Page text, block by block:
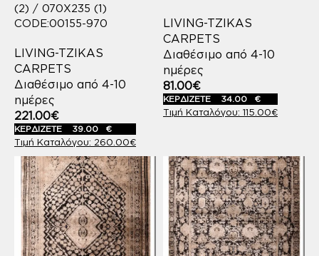
(2) / 070X235 (1)
CODE:00155-970
LIVING-TZIKAS
CARPETS
Διαθέσιμο από 4-10
ημέρες
260.00€
221.00€
ΚΕΡΔΙΖΕΤΕ 39.00 €
LIVING-TZIKAS
CARPETS
Διαθέσιμο από 4-10
ημέρες
115.00€
81.00€
ΚΕΡΔΙΖΕΤΕ 34.00 €